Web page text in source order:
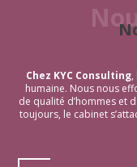
Chez KYC Consulting,
humaine. Nous nous
de qualité d’hommes et
toujours, le cabinet